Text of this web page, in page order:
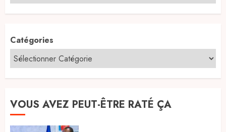
Catégories
VOUS AVEZ PEUT-ÊTRE RATÉ ÇA